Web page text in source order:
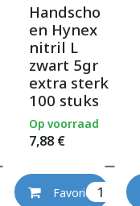
Handscho
en Hynex
nitril L
zwart 5gr
extra sterk
100 stuks
7,88€
Op voorraad
Favoriet